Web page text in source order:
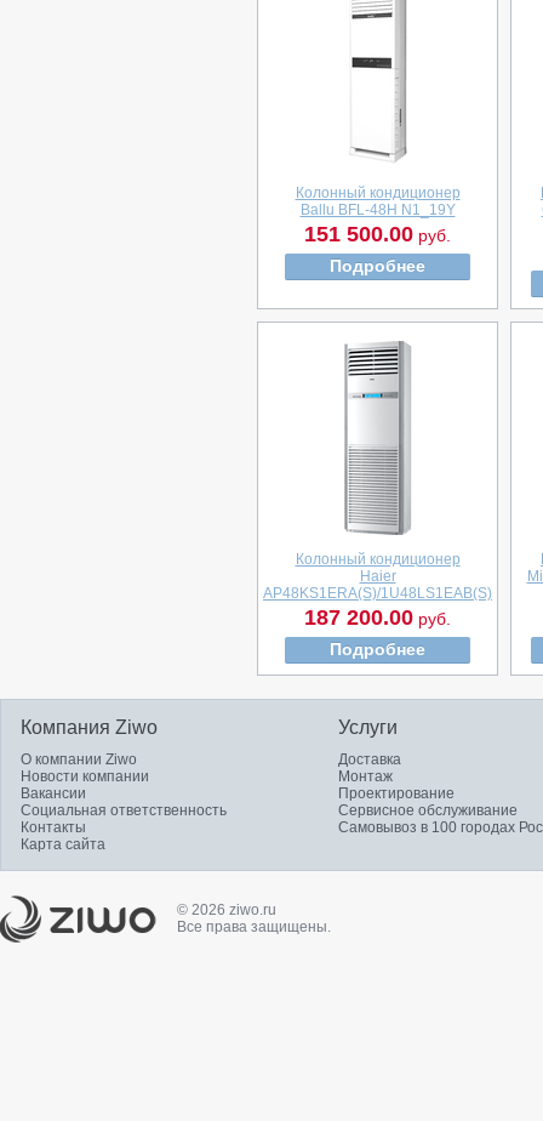
Колонный кондиционер
Ballu BFL-48H N1_19Y
151 500.00 руб.
Подробнее
Колонный кондиционер
Haier
AP48KS1ERA(S)/1U48LS1EAB(S)
187 200.00 руб.
Подробнее
Компания Ziwo
О компании Ziwo
Новости компании
Вакансии
Социальная ответственность
Контакты
Карта сайта
Услуги
Доставка
Монтаж
Проектирование
Сервисное обслуживание
Самовывоз в 100 городах
© 2026 ziwo.ru
Все права защищены.